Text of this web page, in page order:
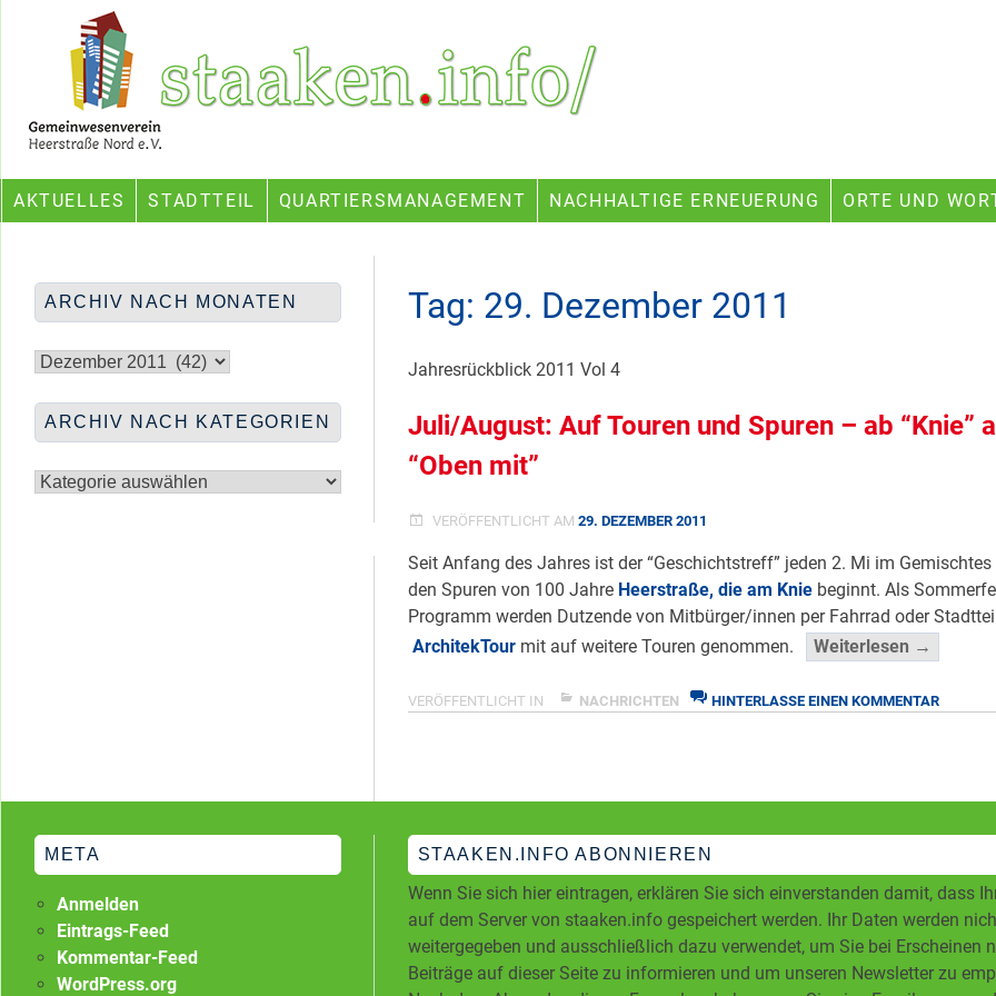
Ein Projekt des Gemeinwesenvereins Heerstraße Nord
AKTUELLES STADTTEIL QUARTIERSMANAGEMENT NACHHALTIGE ERNEUERUNG ORTE UND
Tag: 29. Dezember 2011
Jahresrückblick 2011 Vol 4
Juli/August: Auf Touren und Spuren – ab “Knie”
“Oben mit”
VERÖFFENTLICHT AM 29. DEZEMBER 2011
Seit Anfang des Jahres ist der “Geschichtstreff” jeden 2. Mi im
den Spuren von 100 Jahre Heerstraße, die am Knie beginnt. Als
Programm werden Dutzende von Mitbürger/innen per Fahrrad oder
ArchitekTourmit auf weitere Touren genommen. Weiterlesen →
Touren
ab
“Knie”
“Oben
mit””
</span
VERÖFFENTLICHT IN NACHRICHTEN HINTERLASSE EINEN KOMMENTARZU
SPUREN
ABER
“OBEN
MIT”
ARCHIV NACH MONATEN
nach
ARCHIV NACH KATEGORIEN
nach
STAAKEN.INFO ABONNIEREN
Wenn Sie sich hier eintragen, erklären Sie sich einverstanden damit, dass
auf dem Server von staaken.info gespeichert werden. Ihr Daten werden
weitergegeben und ausschließlich dazu verwendet, um Sie bei Erscheinen
Beiträge auf dieser Seite zu informieren und um unseren Newsletter zu
META
Anmelden
Eintrags-Feed
Kommentar-Feed
WordPress.org